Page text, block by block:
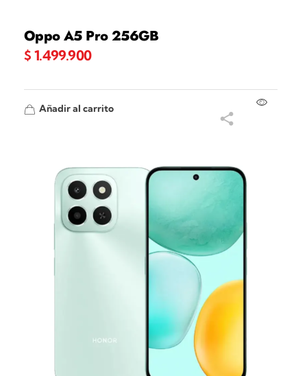
Oppo A5 Pro 256GB
$ 1.499.900
Añadir al carrito